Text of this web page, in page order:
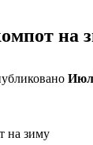
на
Июл